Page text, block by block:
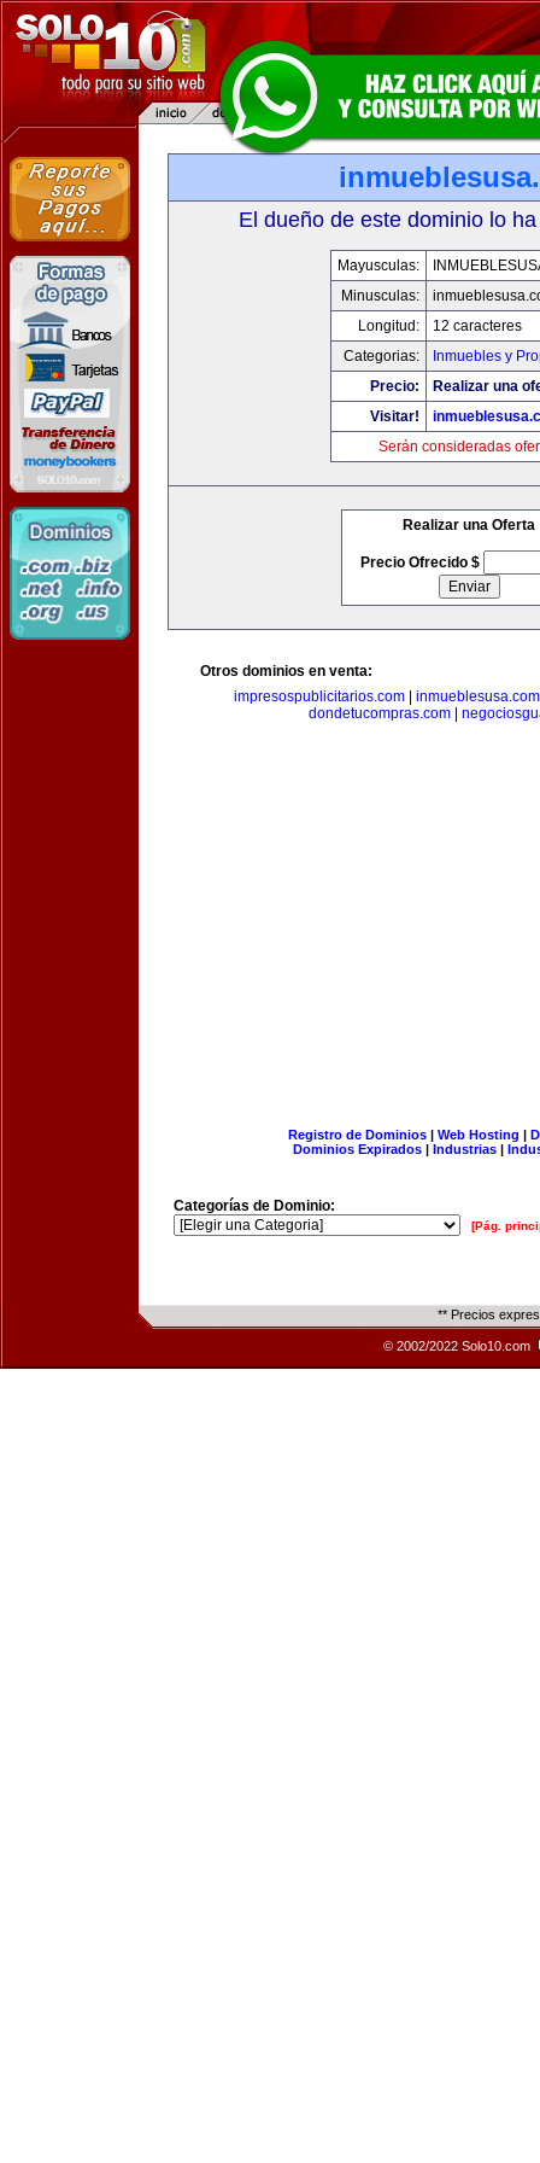
El dueño de este dominio lo
Mayusculas:
Minusculas:
Longitud:
12 caracteres
Categorias:
Inmuebles y
Precio:
Realizar una
Visitar!
Serán consideradas
Realizar una Oferta
Precio Ofrecido $
Otros dominios en venta:
impresospublicitarios.com
inmueblesusa.com
dondetucompras.com|
Registro de Dominios| Web Hosting |
Dominios Expirados | Industrias |
Categorías de Dominio:
[Pág.
** Precios
© 2002/2022 Solo10.com